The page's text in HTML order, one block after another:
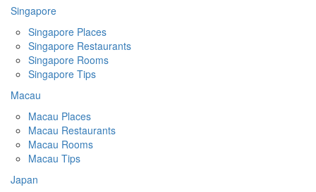
Singapore
Singapore Places
Singapore Restaurants
Singapore Rooms
Singapore Tips
Macau
Macau Places
Macau Restaurants
Macau Rooms
Macau Tips
Japan